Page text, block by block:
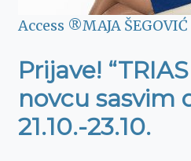
Access ®MAJA ŠEGOVIĆ
Prijave!
novcu sasvim
21.10.-23.10.